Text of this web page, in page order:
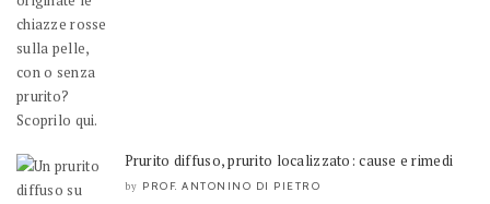
Prurito diffuso, prurito localizzato: cause e rimedi
by PROF. ANTONINO DI PIETRO